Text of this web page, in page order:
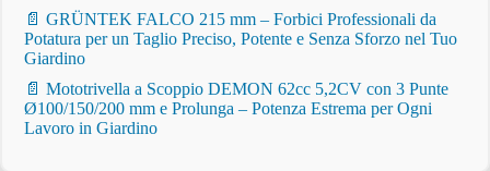
📄 GRÜNTEK FALCO 215 mm – Forbici Professionali da
Potatura per un Taglio Preciso, Potente e Senza Sforzo nel Tuo
Giardino
📄 Mototrivella a Scoppio DEMON 62cc 5,2CV con 3 Punte
Ø100/150/200 mm e Prolunga – Potenza Estrema per Ogni
Lavoro in Giardino